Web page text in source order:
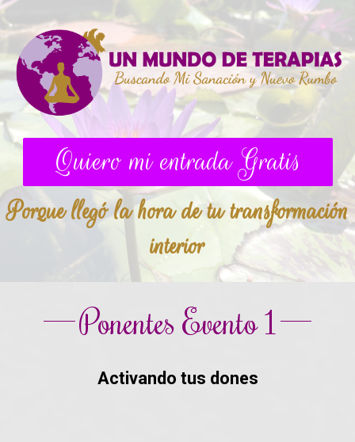
Quiero mi entrada Gratis
Porque llegó la hora de tu transformación
interior
Ponentes Evento 1
Activando tus dones